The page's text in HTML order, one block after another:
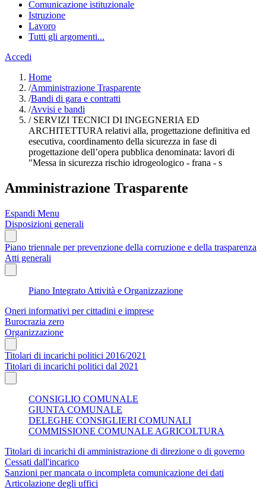
Comunicazione istituzionale
Istruzione
Lavoro
Tutti gli argomenti...
Accedi
Home
/Amministrazione Trasparente
/Bandi di gara e contratti
/Avvisi e bandi
/SERVIZI TECNICI DI INGEGNERIA ED
ARCHITETTURA relativi alla, progettazione definitiva ed
esecutiva, coordinamento della sicurezza in fase di
progettazione dell’opera pubblica denominata: lavori di
"Messa in sicurezza rischio idrogeologico - frana - s
Amministrazione Trasparente
Espandi Menu
Disposizioni generali
Piano triennale per prevenzione della corruzione e della trasparenza
Atti generali
Piano Integrato Attività e Organizzazione
Oneri informativi per cittadini e imprese
Burocrazia zero
Organizzazione
Titolari di incarichi politici 2016/2021
Titolari di incarichi politici dal 2021
CONSIGLIO COMUNALE
GIUNTA COMUNALE
DELEGHE CONSIGLIERI COMUNALI
COMMISSIONE COMUNALE AGRICOLTURA
Titolari di incarichi di amministrazione di direzione o di governo
Cessati dall'incarico
Sanzioni per mancata o incompleta comunicazione dei dati
Articolazione degli uffici